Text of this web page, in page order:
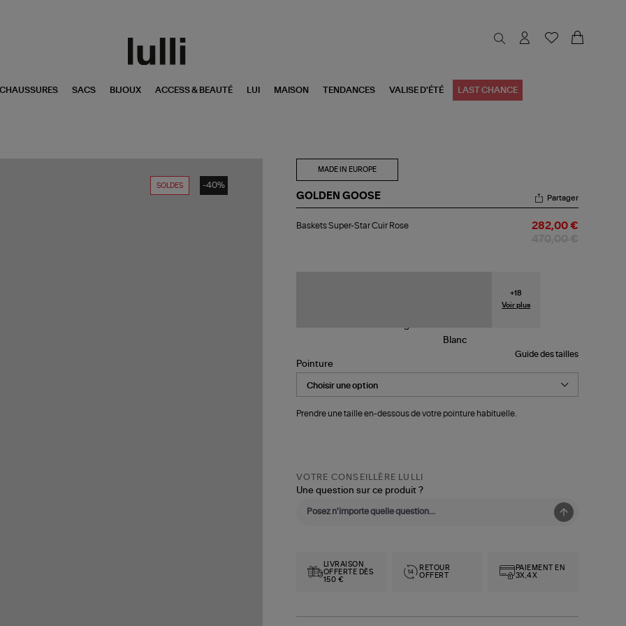
CHAUSSURES SACS BIJOUX ACCESS & BEAUTÉ LUI MAISON TENDANCES VALISE D'ÉTÉ LAST CHANCE
SOLDES -40%
MADE IN EUROPE
GOLDEN GOOSE
Super-
Partager
Baskets Super-Star Cuir Rose 282,00 €
+18
Voir plus
Guide des tailles
Pointure
Prendre une taille en-dessous de votre pointure habituelle.
VOTRE CONSEILLÈRE LULLI
Une question sur ce produit ?
LIVRAISON
OFFERTE DÈS
150 €
RETOUR
OFFERT
PAIEMENT EN
3X,4X